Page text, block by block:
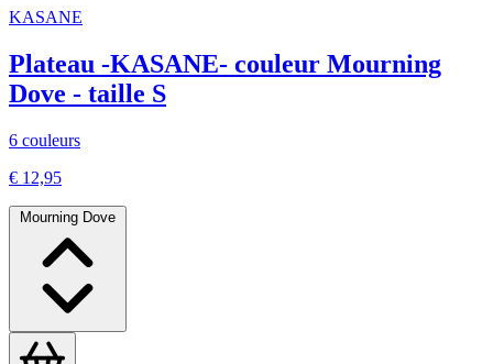
KASANE
Plateau -KASANE- couleur Mourning
Dove - taille S
6 couleurs
€ 12,95
Mourning Dove